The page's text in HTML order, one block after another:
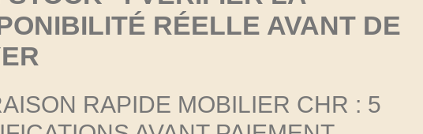
RÉELLE AVANT DE
RAPIDE MOBILIER CHR : 5